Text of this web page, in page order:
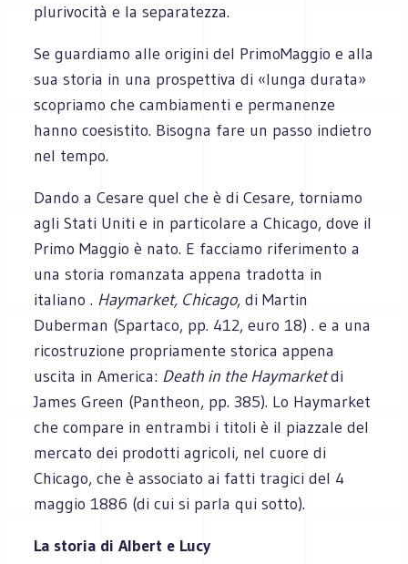
plurivocità e la separatezza.
Se guardiamo alle origini del PrimoMaggio e alla
sua storia in una prospettiva di «lunga durata»
scopriamo che cambiamenti e permanenze
hanno coesistito. Bisogna fare un passo indietro
nel tempo.
Dando a Cesare quel che è di Cesare, torniamo
agli Stati Uniti e in particolare a Chicago, dove il
Primo Maggio è nato. E facciamo riferimento a
una storia romanzata appena tradotta in
italiano . Haymarket, Chicago, di Martin
Duberman (Spartaco, pp. 412, euro 18) . e a una
ricostruzione propriamente storica appena
uscita in America: Death in the Haymarketdi
James Green (Pantheon, pp. 385). Lo Haymarket
che compare in entrambi i titoli è il piazzale del
mercato dei prodotti agricoli, nel cuore di
Chicago, che è associato ai fatti tragici del 4
maggio 1886 (di cui si parla qui sotto).
La storia di Albert e Lucy